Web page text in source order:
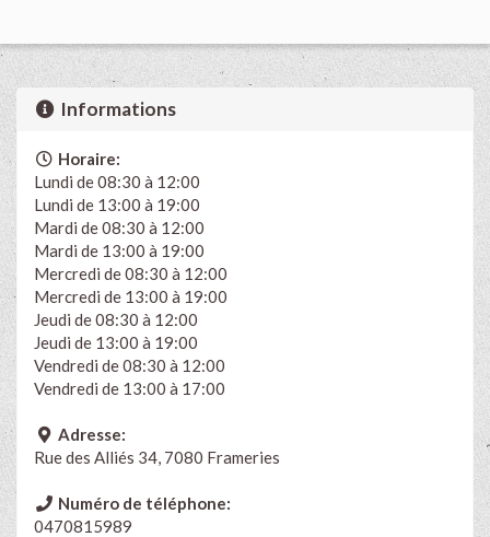
Informations
Horaire:
Lundi de 08:30 à 12:00
Lundi de 13:00 à 19:00
Mardi de 08:30 à 12:00
Mardi de 13:00 à 19:00
Mercredi de 08:30 à 12:00
Mercredi de 13:00 à 19:00
Jeudi de 08:30 à 12:00
Jeudi de 13:00 à 19:00
Vendredi de 08:30 à 12:00
Vendredi de 13:00 à 17:00
Adresse:
Rue des Alliés 34, 7080 Frameries
Numéro de téléphone:
0470815989